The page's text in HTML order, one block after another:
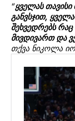
“ყველას თავისი
განვსჯით,
შეხვედრებს რაც
მივდივართ და
თქვა ნიკოლა